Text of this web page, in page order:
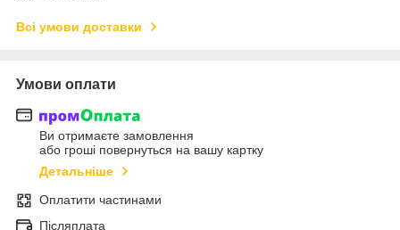
Всі умови доставки
Умови оплати
Ви отримаєте замовлення
або гроші повернуться на вашу картку
Детальніше
Оплатити частинами
Післяплата